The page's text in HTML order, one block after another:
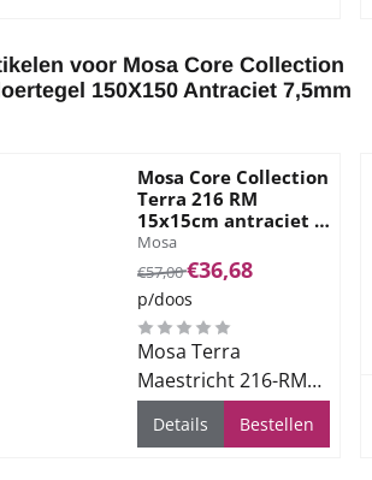
voor Mosa Core Collection
150X150 Antraciet 7,5mm
Mosa Core Collection
Terra 216 RM
15x15cm antraciet (
RM = Antislip )
Merk:
Mosa
Van 57,00 voor 36,68
€57,00€36,68
p/doos
Mosa Terra
Maestricht 216-RM
15x15cm antraciet. (
RM = Antislip )
Details Bestellen